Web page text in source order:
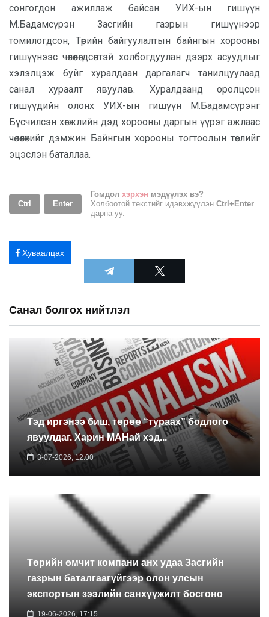
сонгогдон ажиллаж байсан УИХ-ын гишүүн
М.Бадамсүрэн Засгийн газрын гишүүнээр
томилогдсон, Төрийн байгуулалтын байнгын хорооны
гишүүнээс чөлөөлөгдсөнтэй холбогдуулан дээрх асуудлыг
хэлэлцэж буйг хуралдаан даргалагч танилцуулаад
санал хураалт явуулав. Хуралдаанд оролцсон
гишүүдийн олонх УИХ-ын гишүүн М.Бадамсүрэнг
Бүсчилсэн хөгжлийн дэд хорооны даргын үүрэг ажлаас
чөлөөлөхийг дэмжин Байнгын хорооны тогтоолын төслийг
эцэслэн баталлаа.
Ctrl Enter
Гомдол хэрхэн мэдүүлэх вэ?
Холбоотой текстийг идэвхжүүлэн Ctrl+Enter
дарна уу.
Хуваалцах
Санал болгох нийтлэл
Тэд иргэнээ биш, төрөө “тураах” бодлого
явуулдаг. Харин МАНай хэд...
3-07-2026, 12:00
Төрийн өмчит компани анх удаа Засгийн
газрын баталгаагүйгээр олон улсын
экспортын зээлийн санхүүжилт босгоно
19-06-2026, 17:15